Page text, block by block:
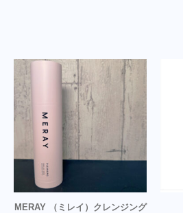
MERAY （ミレイ）クレンジング